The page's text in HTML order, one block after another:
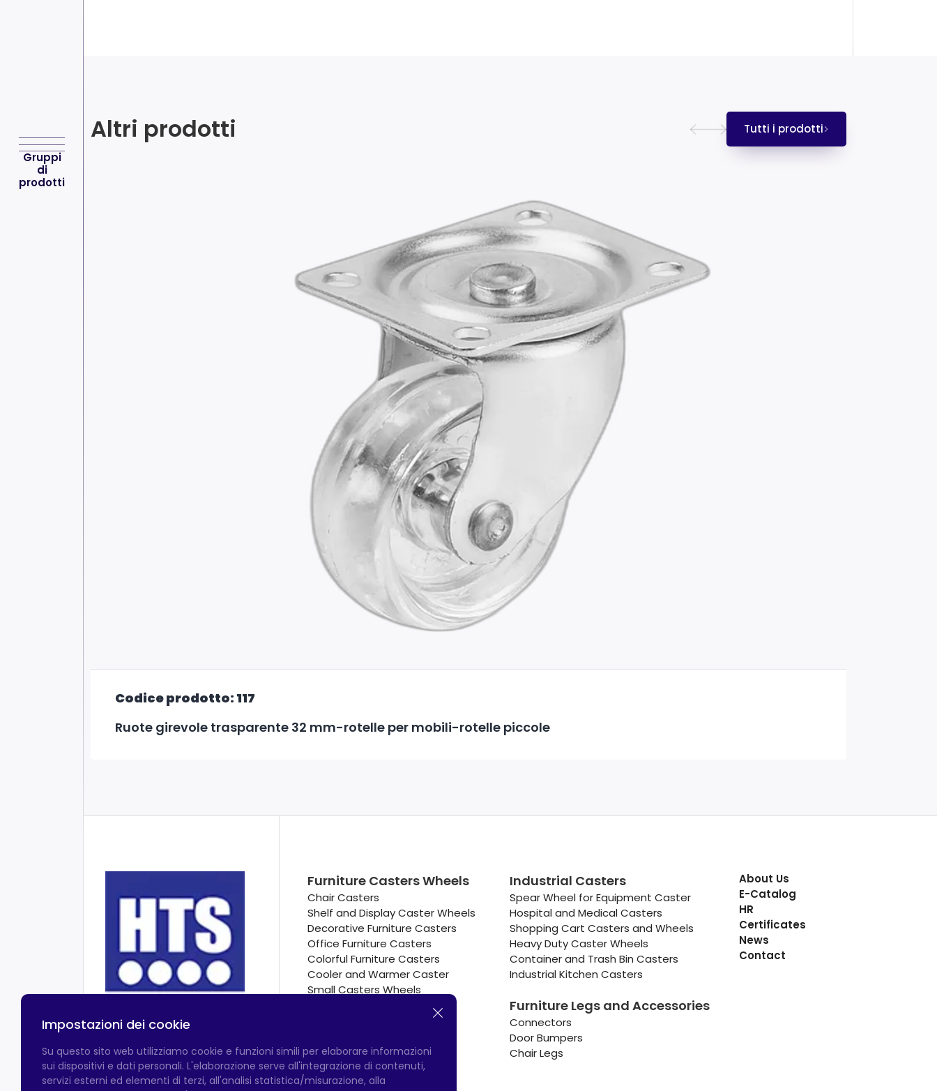
Gruppi
di
prodotti
Altri prodotti Tutti i prodotti
Codice prodotto: 117
Ruote girevole trasparente 32 mm-rotelle per mobili-rotelle piccole
Furniture Casters Wheels
Chair Casters
Shelf and Display Caster Wheels
Decorative Furniture Casters
Office Furniture Casters
Colorful Furniture Casters
Cooler and Warmer Caster
Small Casters Wheels
Hotel Equipment Casters
Industrial Casters
Spear Wheel for Equipment Caster
Hospital and Medical Casters
Shopping Cart Casters and Wheels
Heavy Duty Caster Wheels
Container and Trash Bin Casters
Industrial Kitchen Casters
Furniture Legs and Accessories
Connectors
Door Bumpers
Chair Legs
About Us
E-Catalog
HR
Certificates
News
Contact
Impostazioni dei cookie
Su questo sito web utilizziamo cookie e funzioni simili per elaborare informazioni
sui dispositivi e dati personali. L'elaborazione serve all'integrazione di contenuti,
servizi esterni ed elementi di terzi, all'analisi statistica/misurazione, alla